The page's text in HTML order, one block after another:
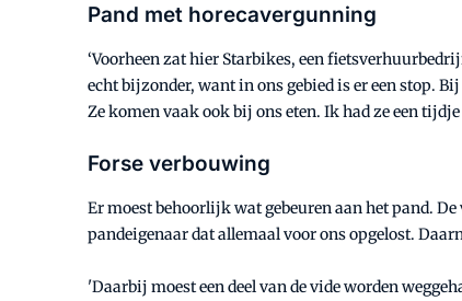
Pand met horecavergunning
‘Voorheen zat hier Starbikes, een
echt bijzonder, want in ons gebied is er een stop.
Ze komen vaak ook bij ons eten. Ik had ze een
Forse verbouwing
Er moest behoorlijk wat gebeuren aan het pand.
pandeigenaar dat allemaal voor ons opgelost.
'Daarbij moest een deel van de vide worden